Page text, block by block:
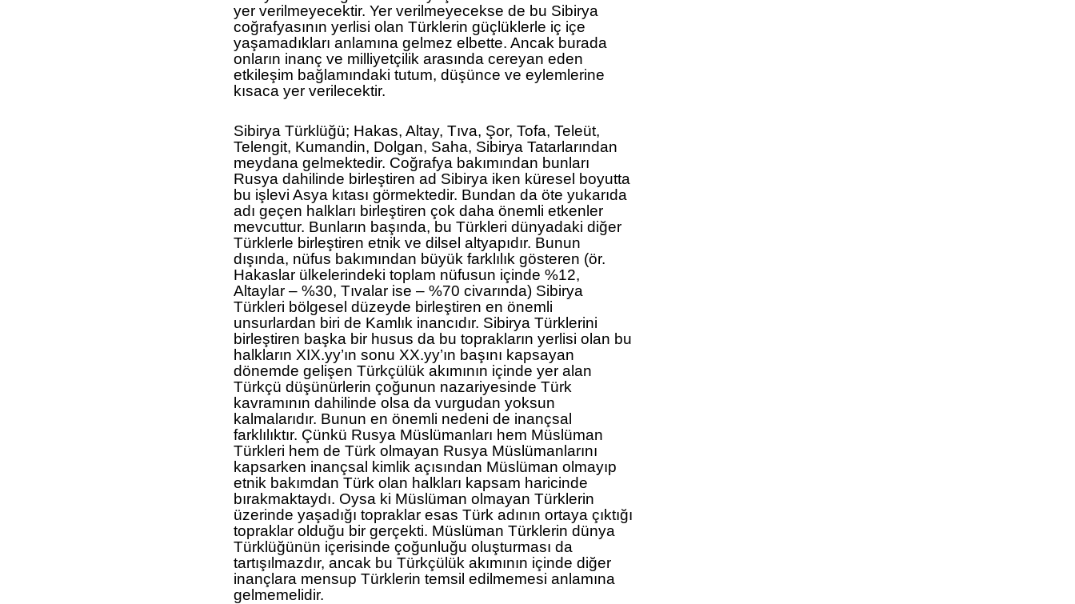
yer verilmeyecektir. Yer verilmeyecekse de bu Sibirya
coğrafyasının yerlisi olan Türklerin güçlüklerle iç içe
yaşamadıkları anlamına gelmez elbette. Ancak burada
onların inanç ve milliyetçilik arasında cereyan eden
etkileşim bağlamındaki tutum, düşünce ve eylemlerine
kısaca yer verilecektir.
Sibirya Türklüğü; Hakas, Altay, Tıva, Şor, Tofa, Teleüt,
Telengit, Kumandin, Dolgan, Saha, Sibirya Tatarlarından
meydana gelmektedir. Coğrafya bakımından bunları
Rusya dahilinde birleştiren ad Sibirya iken küresel boyutta
bu işlevi Asya kıtası görmektedir. Bundan da öte yukarıda
adı geçen halkları birleştiren çok daha önemli etkenler
mevcuttur. Bunların başında, bu Türkleri dünyadaki diğer
Türklerle birleştiren etnik ve dilsel altyapıdır. Bunun
dışında, nüfus bakımından büyük farklılık gösteren (ör.
Hakaslar ülkelerindeki toplam nüfusun içinde %12,
Altaylar – %30, Tıvalar ise – %70 civarında) Sibirya
Türkleri bölgesel düzeyde birleştiren en önemli
unsurlardan biri de Kamlık inancıdır. Sibirya Türklerini
birleştiren başka bir husus da bu toprakların yerlisi olan bu
halkların XIX.yy’ın sonu XX.yy’ın başını kapsayan
dönemde gelişen Türkçülük akımının içinde yer alan
Türkçü düşünürlerin çoğunun nazariyesinde Türk
kavramının dahilinde olsa da vurgudan yoksun
kalmalarıdır. Bunun en önemli nedeni de inançsal
farklılıktır. Çünkü Rusya Müslümanları hem Müslüman
Türkleri hem de Türk olmayan Rusya Müslümanlarını
kapsarken inançsal kimlik açısından Müslüman olmayıp
etnik bakımdan Türk olan halkları kapsam haricinde
bırakmaktaydı. Oysa ki Müslüman olmayan Türklerin
üzerinde yaşadığı topraklar esas Türk adının ortaya çıktığı
topraklar olduğu bir gerçekti. Müslüman Türklerin dünya
Türklüğünün içerisinde çoğunluğu oluşturması da
tartışılmazdır, ancak bu Türkçülük akımının içinde diğer
inançlara mensup Türklerin temsil edilmemesi anlamına
gelmemelidir.